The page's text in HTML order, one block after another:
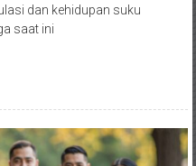
dan kehidupan suku
saat ini